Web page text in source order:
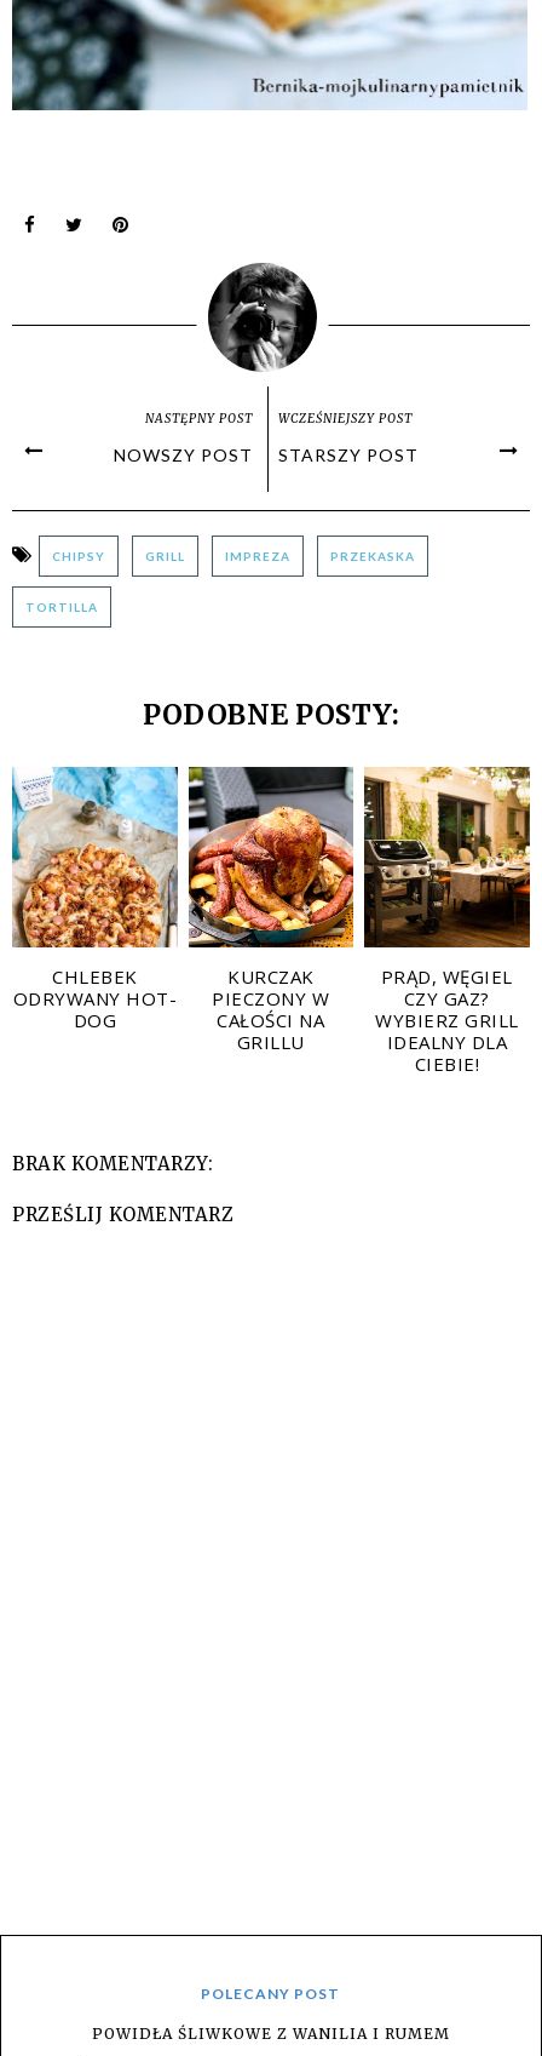
NASTĘPNY POST
NOWSZY POST
WCZEŚNIEJSZY POST
STARSZY POST
CHIPSY GRILL IMPREZA PRZEKASKA
TORTILLA
PODOBNE POSTY:
CHLEBEK
ODRYWANY HOT-
DOG
KURCZAK
PIECZONY W
CAŁOŚCI NA
GRILLU
PRĄD, WĘGIEL
CZY GAZ?
WYBIERZ GRILL
IDEALNY DLA
CIEBIE!
BRAK KOMENTARZY:
PRZEŚLIJ KOMENTARZ
POLECANY POST
POWIDŁA ŚLIWKOWE Z WANILIA I RUMEM